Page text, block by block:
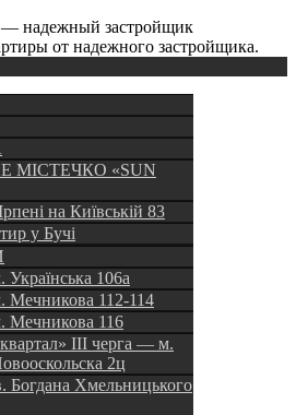
надежный застройщик
от надежного застройщика.
МІСТЕЧКО «SUN
на Київській 83
у Бучі
Українська 106а
Мечникова 112-114
Мечникова 116
III черга — м.
2ц
Богдана Хмельницького